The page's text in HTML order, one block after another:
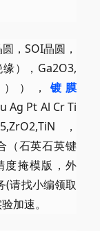
，SOI晶圆，
），Ga2O3,
）， 镀膜
Ag Pt Al Cr Ti
，
（石英石英键
度掩模版，外
(请找小编领取
加速。